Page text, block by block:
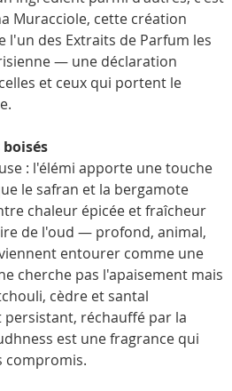
Muracciole, cette création
l'un des Extraits de Parfum les
— une déclaration
et ceux qui portent le
: l'élémi apporte une touche
le safran et la bergamote
chaleur épicée et fraîcheur
de l'oud — profond, animal,
entourer comme une
cherche pas l'apaisement mais
cèdre et santal
réchauffé par la
est une fragrance qui
compromis.